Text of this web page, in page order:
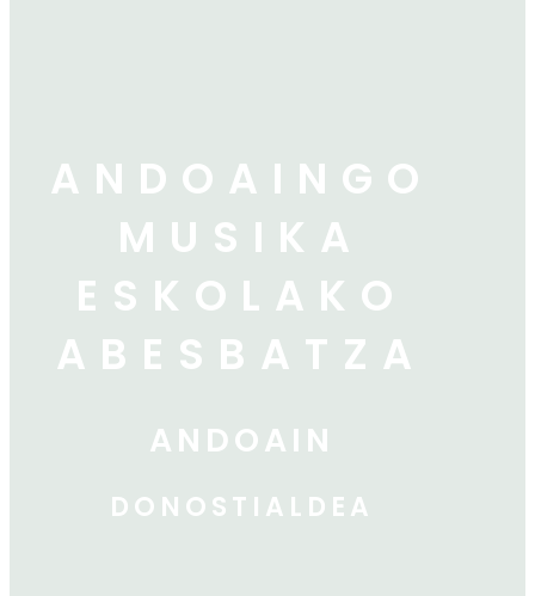
ANDOAINGO
MUSIKA
ESKOLAKO
ABESBATZA
ANDOAIN
DONOSTIALDEA